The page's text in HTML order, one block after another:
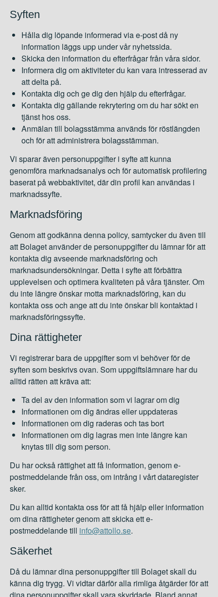
Syften
Hålla dig löpande informerad via e-post då ny
information läggs upp under vår nyhetssida.
Skicka den information du efterfrågar från våra sidor.
Informera dig om aktiviteter du kan vara intresserad av
att delta på.
Kontakta dig och ge dig den hjälp du efterfrågar.
Kontakta dig gällande rekrytering om du har sökt en
tjänst hos oss.
Anmälan till bolagsstämma används för röstlängden
och för att administrera bolagsstämman.
Vi sparar även personuppgifter i syfte att kunna
genomföra marknadsanalys och för automatisk profilering
baserat på webbaktivitet, där din profil kan användas i
marknadssyfte.
Marknadsföring
Genom att godkänna denna policy, samtycker du även till
att Bolaget använder de personuppgifter du lämnar för att
kontakta dig avseende marknadsföring och
marknadsundersökningar. Detta i syfte att förbättra
upplevelsen och optimera kvaliteten på våra tjänster. Om
du inte längre önskar motta marknadsföring, kan du
kontakta oss och ange att du inte önskar bli kontaktad i
marknadsföringssyfte.
Dina rättigheter
Vi registrerar bara de uppgifter som vi behöver för de
syften som beskrivs ovan. Som uppgiftslämnare har du
alltid rätten att kräva att:
Ta del av den information som vi lagrar om dig
Informationen om dig ändras eller uppdateras
Informationen om dig raderas och tas bort
Informationen om dig lagras men inte längre kan
knytas till dig som person.
Du har också rättighet att få information, genom e-
postmeddelande från oss, om intrång i vårt dataregister
sker.
Du kan alltid kontakta oss för att få hjälp eller information
om dina rättigheter genom att skicka ett e-
postmeddelande till info@attollo.se.
Säkerhet
Då du lämnar dina personuppgifter till Bolaget skall du
känna dig trygg. Vi vidtar därför alla rimliga åtgärder för att